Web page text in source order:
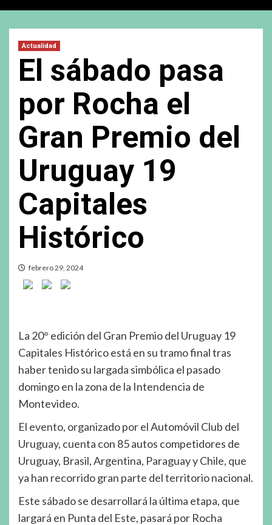
Actualidad
El sábado pasa
por Rocha el
Gran Premio del
Uruguay 19
Capitales
Histórico
febrero 29, 2024
La 20° edición del Gran Premio del Uruguay 19
Capitales Histórico está en su tramo final tras
haber tenido su largada simbólica el pasado
domingo en la zona de la Intendencia de
Montevideo.
El evento, organizado por el Automóvil Club del
Uruguay, cuenta con 85 autos competidores de
Uruguay, Brasil, Argentina, Paraguay y Chile, que
ya han recorrido gran parte del territorio nacional.
Este sábado se desarrollará la última etapa, que
largará en Punta del Este, pasará por Rocha